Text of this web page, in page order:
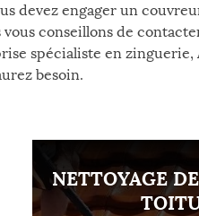
devez engager un
vous conseillons de
spécialiste en
besoin.
NETTOYAGE